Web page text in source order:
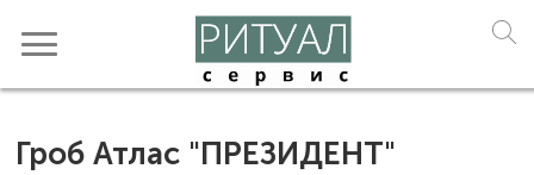
Гроб Атлас "ПРЕЗИДЕНТ"